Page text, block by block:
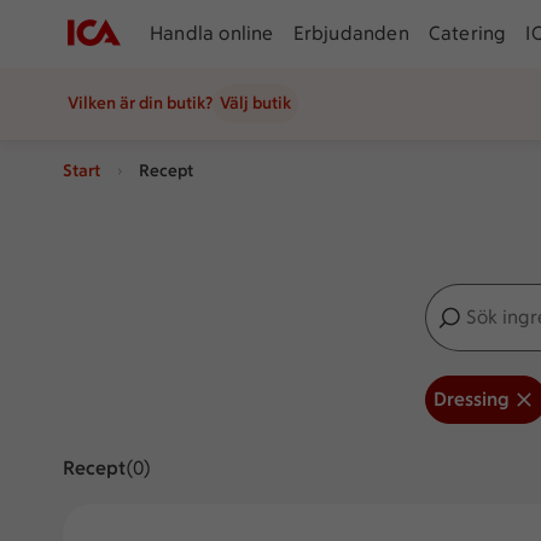
Handla online Erbjudanden Catering
Vilken är din butik? Välj butik
Start Recept
Sök
Inga förslag
Dressing
ReceptVisar 0 stycken
(0)